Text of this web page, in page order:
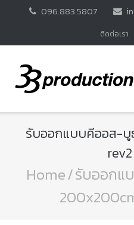
096.883.5807
ติดต่อเรา
รับออกแบบคีออส-
rev2
Home/รับออกแ